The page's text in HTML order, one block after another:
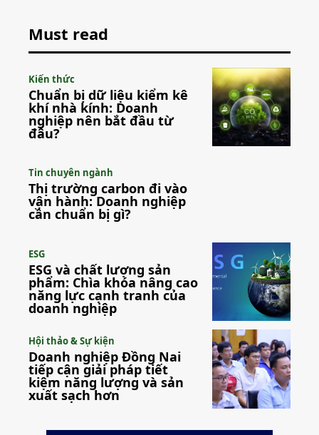
Must read
Kiến thức
Chuẩn bị dữ liệu kiểm kê
khí nhà kính: Doanh
nghiệp nên bắt đầu từ
đâu?
Tin chuyên ngành
Thị trường carbon đi vào
vận hành: Doanh nghiệp
cần chuẩn bị gì?
ESG
ESG và chất lượng sản
phẩm: Chìa khóa nâng cao
năng lực cạnh tranh của
doanh nghiệp
Hội thảo & Sự kiện
Doanh nghiệp Đồng Nai
tiếp cận giải pháp tiết
kiệm năng lượng và sản
xuất sạch hơn